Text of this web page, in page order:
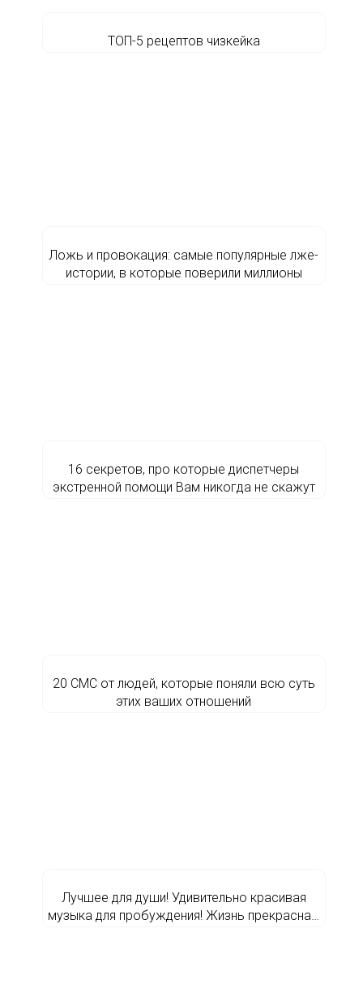
ТОП-5 рецептов чизкейка
Ложь и провокация: самые популярные лже-
истории, в которые поверили миллионы
16 секретов, про которые диспетчеры
экстренной помощи Вам никогда не скажут
20 СМС от людей, которые поняли всю суть
этих ваших отношений
Лучшее для души! Удивительно красивая
музыка для пробуждения! Жизнь прекрасна…